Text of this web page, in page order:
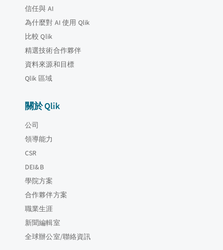
信任與 AI
為什麼對 AI 使用 Qlik
比較 Qlik
精選技術合作夥伴
資料來源和目標
Qlik 區域
關於 Qlik
公司
領導能力
CSR
DEI&B
學院方案
合作夥伴方案
職業生涯
新聞編輯室
全球辦公室/聯絡資訊